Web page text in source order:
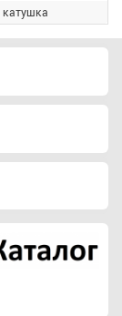
катушка